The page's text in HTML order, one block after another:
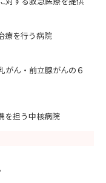
療を行う病院
ん・前立腺がんの６
を担う中核病院